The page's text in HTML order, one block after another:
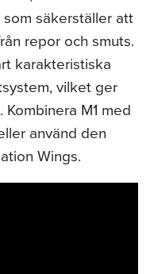
säkerställer att
repor och smuts.
karakteristiska
vilket ger
M1 med
använd den
Wings.